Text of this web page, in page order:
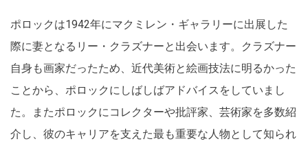
ポロックは1942年にマクミレン・ギャラリーに出展した
際に妻となるリー・クラズナーと出会います。クラズナー
自身も画家だったため、近代美術と絵画技法に明るかった
ことから、ポロックにしばしばアドバイスをしていまし
た。またポロックにコレクターや批評家、芸術家を多数紹
介し、彼のキャリアを支えた最も重要な人物として知られ